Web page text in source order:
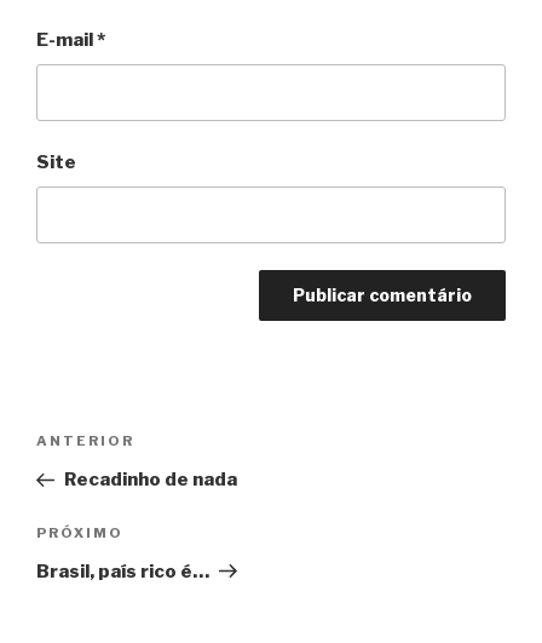
E-mail*
Site
Post
Anterior
ANTERIOR
Recadinho de nada
Próximo
PRÓXIMO
Brasil, país rico é…